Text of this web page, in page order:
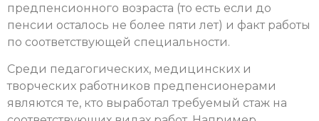
предпенсионного возраста (то есть если до
пенсии осталось не более пяти лет) и факт работы
по соответствующей специальности.
Среди педагогических, медицинских и
творческих работников предпенсионерами
являются те, кто выработал требуемый стаж на